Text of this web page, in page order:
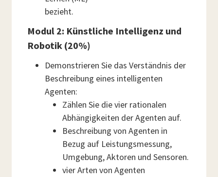
bezieht.
Modul 2: Künstliche Intelligenz und
Robotik (20%)
Demonstrieren Sie das Verständnis der
Beschreibung eines intelligenten
Agenten:
Zählen Sie die vier rationalen
Abhängigkeiten der Agenten auf.
Beschreibung von Agenten in
Bezug auf Leistungsmessung,
Umgebung, Aktoren und Sensoren.
vier Arten von Agenten